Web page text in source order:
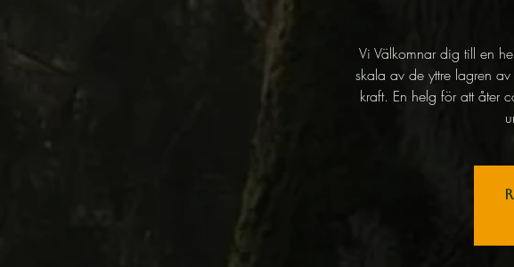
Vi Välkomnar dig till en
skala av de yttre lagren
kraft. En helg för att åter